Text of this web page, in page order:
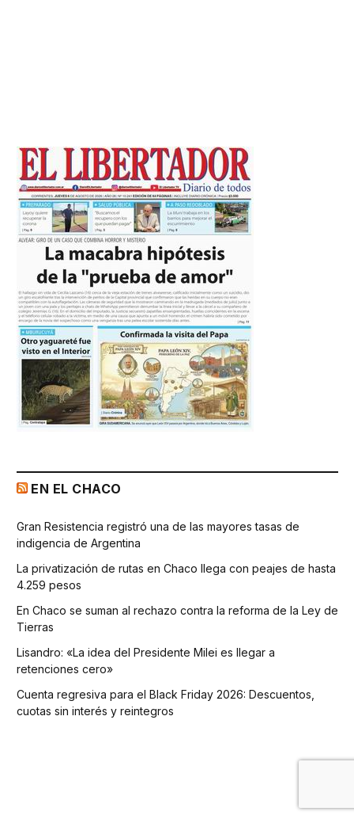
EN EL CHACO
Gran Resistencia registró una de las mayores tasas de
indigencia de Argentina
La privatización de rutas en Chaco llega con peajes de hasta
4.259 pesos
En Chaco se suman al rechazo contra la reforma de la Ley de
Tierras
Lisandro: «La idea del Presidente Milei es llegar a
retenciones cero»
Cuenta regresiva para el Black Friday 2026: Descuentos,
cuotas sin interés y reintegros